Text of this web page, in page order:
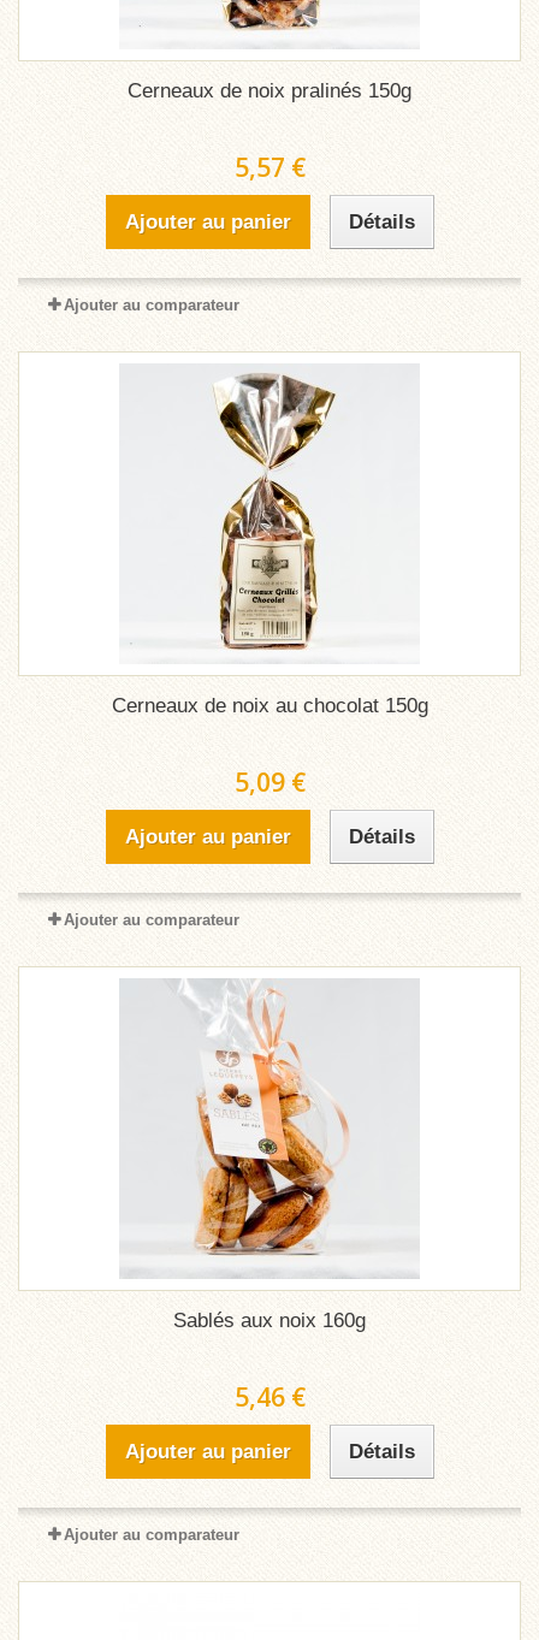
Cerneaux de noix pralinés 150g
5,57 €
Ajouter au panier Détails
Ajouter au comparateur
Cerneaux de noix au chocolat 150g
5,09 €
Ajouter au panier Détails
Ajouter au comparateur
Sablés aux noix 160g
5,46 €
Ajouter au panier Détails
Ajouter au comparateur